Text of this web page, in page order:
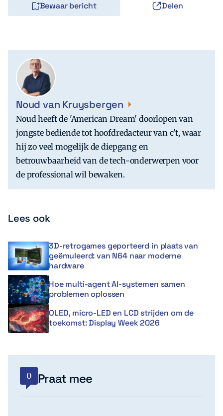
Bewaar bericht Delen
Noud van Kruysbergen
Noud heeft de 'American Dream' doorlopen van
jongste bediende tot hoofdredacteur van c't, waar
hij zo veel mogelijk de diepgang en
betrouwbaarheid van de tech-onderwerpen voor
de professional wil bewaken.
Lees ook
3D-retrogames geporteerd in plaats van
geëmuleerd: van N64 naar moderne
hardware
Hoe multi-agent AI-systemen samen
problemen oplossen
OLED, micro-LED en LCD strijden om de
toekomst: Display Week 2026
0 Praat mee